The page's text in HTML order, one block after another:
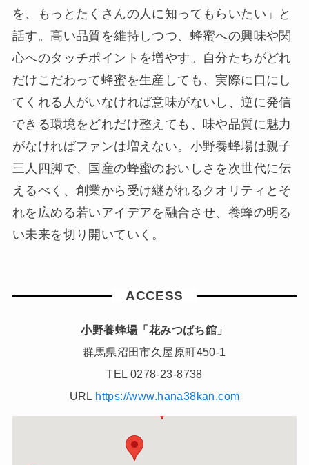
を、もっとたくさんの人に知ってもらいたい」と
話す。高い品質を維持しつつ、蜂蜜への興味や関
心へのタッチポイントを増やす。自分たちがどれ
だけこだわって蜂蜜を生産しても、実際に口にし
てくれる人がいなければ意味がないし、逆に発信
できる環境をどれだけ整えても、味や品質に魅力
がなければファンは増えない。小野養蜂場は親子
三人四脚で、国産の蜂蜜のおいしさを次世代に伝
えるべく、創業から受け継がれるクオリティとそ
れを広める若いアイデアを融合させ、養蜂の明る
い未来を切り開いていく。
ACCESS
小野養蜂場「花みつばち館」
群馬県沼田市久屋原町450-1
TEL 0278-23-8738
URL https://www.hana38kan.com